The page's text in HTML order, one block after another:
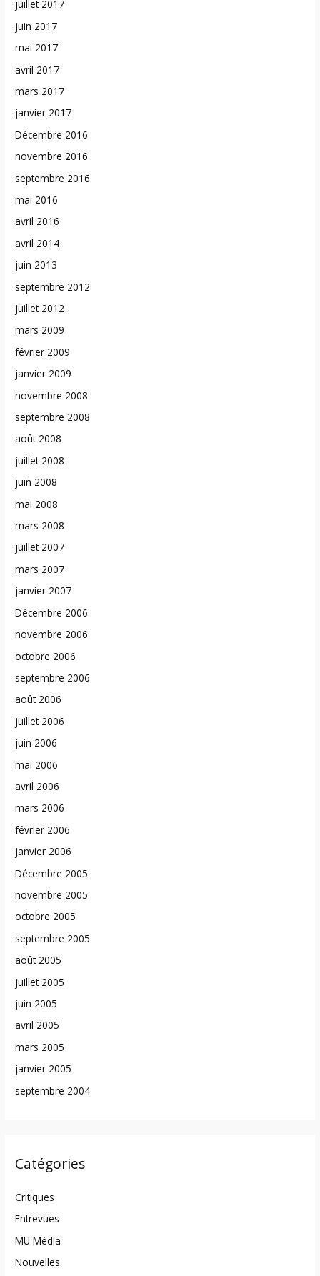
juillet 2017
juin 2017
mai 2017
avril 2017
mars 2017
janvier 2017
Décembre 2016
novembre 2016
septembre 2016
mai 2016
avril 2016
avril 2014
juin 2013
septembre 2012
juillet 2012
mars 2009
février 2009
janvier 2009
novembre 2008
septembre 2008
août 2008
juillet 2008
juin 2008
mai 2008
mars 2008
juillet 2007
mars 2007
janvier 2007
Décembre 2006
novembre 2006
octobre 2006
septembre 2006
août 2006
juillet 2006
juin 2006
mai 2006
avril 2006
mars 2006
février 2006
janvier 2006
Décembre 2005
novembre 2005
octobre 2005
septembre 2005
août 2005
juillet 2005
juin 2005
avril 2005
mars 2005
janvier 2005
septembre 2004
Catégories
Critiques
Entrevues
MU Média
Nouvelles